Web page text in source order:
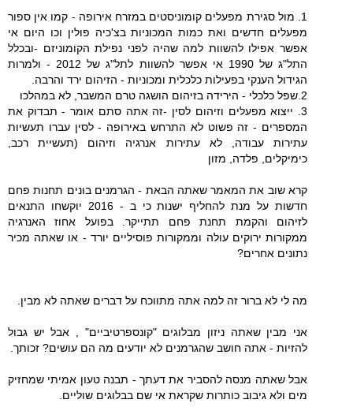
1. מול סגירת מפעלים קומוניסטים במזרח אירופה - קמו אין ספור
מפעלים חדשים ואת כמות המכוניות בצ'כיה פולין וכו היום אי
אפשר אפילו להשוות למה שהיה לפני נפילת הקומוניזם -ובכלל
התל"ג של 1990 אי אפשר להשוות לתל"ג של 2012 - ולמרות
הגידול הענקי בפעילות כלכלית ומכוניות - הזיהום ירד והרבה.
2.שפל כלכלי - הירידה בזיהום הושגה טרם המשבר, לא במהלכו
3. ייצוא מפעלים וזיהום לסין -זה אתה סתם אומר - תבדוק את
המספרים - זה פשוט לא התרחש באירופה - לסין עברו תעשיות
עתירות עבודה, לא עתירות אנרגיה וזיהום (תעשיית רכב,
כימיקלים, פלדה, מזון
קרא שוב את המאמר שאתה הבאת - הגרמנים בונים תחנות פחם
חדשות על מנת להחליף ישנות כי ב - 2016 יוקשחו התנאים
לזיהום והקמת תחנת פחם תתייקר. בפועל אחוז האנרגיה
ממקורות ירוקים עולה וממקורות פוסיליים יורד - או שאתה מכיר
נתונים אחרים?
מה לי לא ברור זה למה אתה מתווכח על דברים שאתה לא מבין.
אני מבין שאתה ניזון מבלוגים "קונספרטיביים" , אבל יש גבול
להזיות - אתה חושב שהגרמנים לא יודעים מה הם עושים? זכותך.
אבל שאתה מנסה להסביר את דעתך - תבנה טעון אמיתי שמחזיק
מים ולא גיבוב כותרות שקראת אי שם בבלוגים שוליים.